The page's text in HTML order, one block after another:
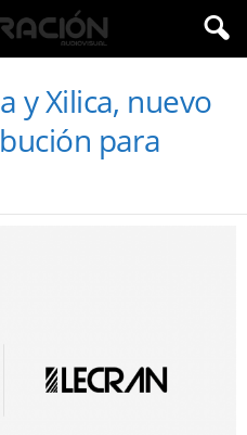
y Xilica, nuevo
para